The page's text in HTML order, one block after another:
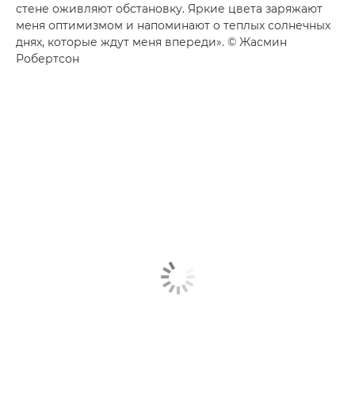
стене оживляют обстановку. Яркие цвета заряжают
меня оптимизмом и напоминают о теплых солнечных
днях, которые ждут меня впереди». © Жасмин
Робертсон